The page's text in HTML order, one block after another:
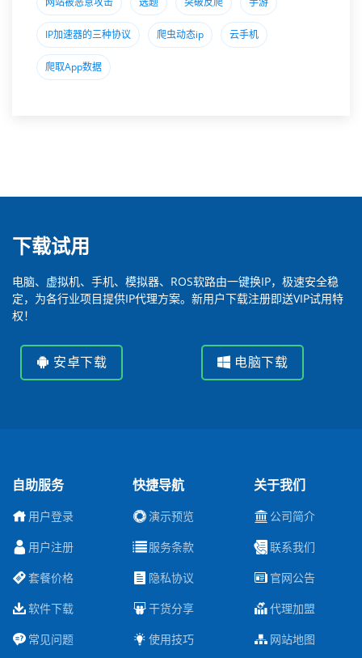
IP加速器的三种协议 爬虫动态ip 云手机
爬取App数据
下载试用
电脑、虚拟机、手机、模拟器、ROS软路由一键换IP，极速安全稳
定，为各行业项目提供IP代理方案。新用户下载注册即送VIP试用特
权！
安卓下载 电脑下载
自助服务
用户登录
用户注册
套餐价格
软件下载
常见问题
快捷导航
演示预览
服务条款
隐私协议
干货分享
使用技巧
关于我们
公司简介
联系我们
官网公告
代理加盟
网站地图